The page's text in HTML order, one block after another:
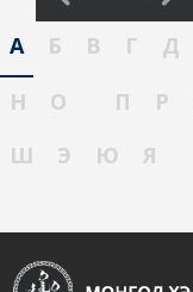
А Б В Г Д
Н
О П Р
Ш
Э Ю Я